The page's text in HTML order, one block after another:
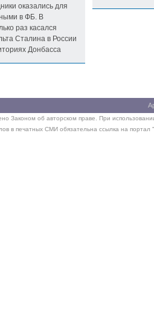
оказались для
в ФБ. В
раз касался
Сталина в России
Донбасса
Законом об авторском праве. При
в печатных СМИ обязательна ссылка на